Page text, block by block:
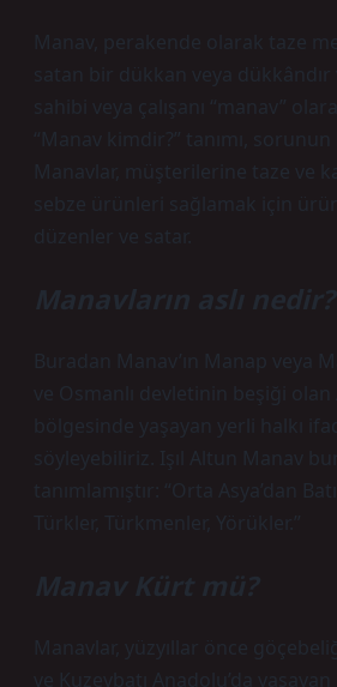
Manav, perakende olarak taze
satan bir dükkan veya dükkândır
sahibi veya çalışanı “manav”
“Manav kimdir?” tanımı, sorunun
Manavlar, müşterilerine taze ve
sebze ürünleri sağlamak için
düzenler ve satar.
Manavların aslı nedir?
Buradan Manav’ın Manap veya
ve Osmanlı devletinin beşiği olan
bölgesinde yaşayan yerli halkı
söyleyebiliriz. Işıl Altun Manav
tanımlamıştır: “Orta Asya’dan
Türkler, Türkmenler, Yörükler.”
Manav Kürt mü?
Manavlar, yüzyıllar önce
ve Kuzeybatı Anadolu’da